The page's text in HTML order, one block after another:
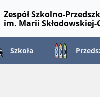
Zespół Szkolno-
im. Marii Skłodowskiej-
Szkoła